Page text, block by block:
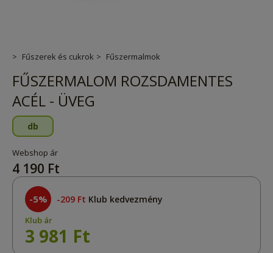
Fűszerek és cukrok Fűszermalmok
FŰSZERMALOM ROZSDAMENTES
ACÉL - ÜVEG
db
Webshop ár
4 190 Ft
-5% 209 Ft Klub kedvezmény
Klub ár
3 981 Ft